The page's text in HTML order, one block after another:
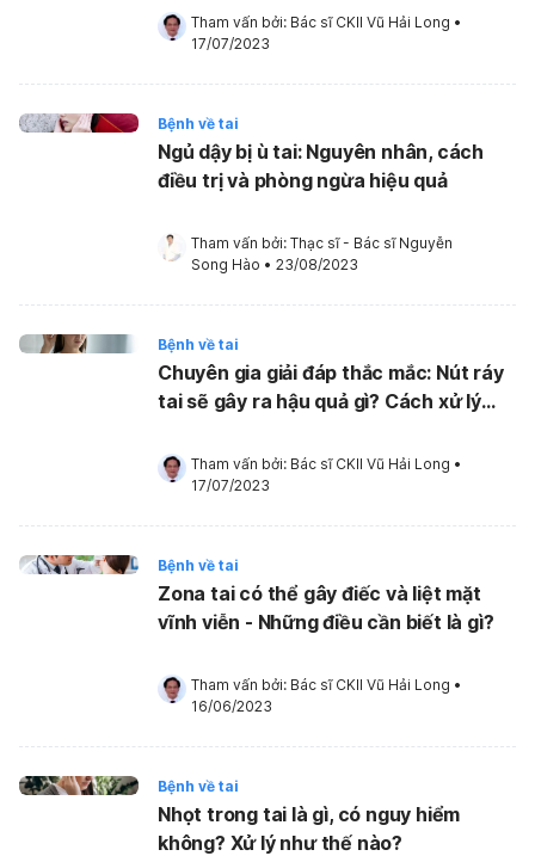
Tham vấn bởi: Bác sĩ CKII Vũ Hải Long •
17/07/2023
Bệnh về tai
Ngủ dậy bị ù tai: Nguyên nhân, cách
điều trị và phòng ngừa hiệu quả
Tham vấn bởi: Thạc sĩ - Bác sĩ Nguyễn
Song Hào • 23/08/2023
Bệnh về tai
Chuyên gia giải đáp thắc mắc: Nút ráy
tai sẽ gây ra hậu quả gì? Cách xử lý
Tham vấn bởi: Bác sĩ CKII Vũ Hải Long •
17/07/2023
Bệnh về tai
Zona tai có thể gây điếc và liệt mặt
vĩnh viễn - Những điều cần biết là gì?
Tham vấn bởi: Bác sĩ CKII Vũ Hải Long •
16/06/2023
Bệnh về tai
Nhọt trong tai là gì, có nguy hiểm
không? Xử lý như thế nào?